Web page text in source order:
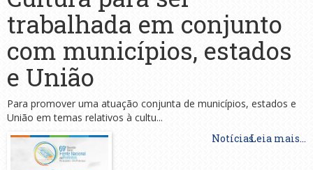
trabalhada em conjunto
com municípios, estados
e União
Para promover uma atuação conjunta de municípios, estados e
União em temas relativos à cultu...
NotíciasLeia mais...